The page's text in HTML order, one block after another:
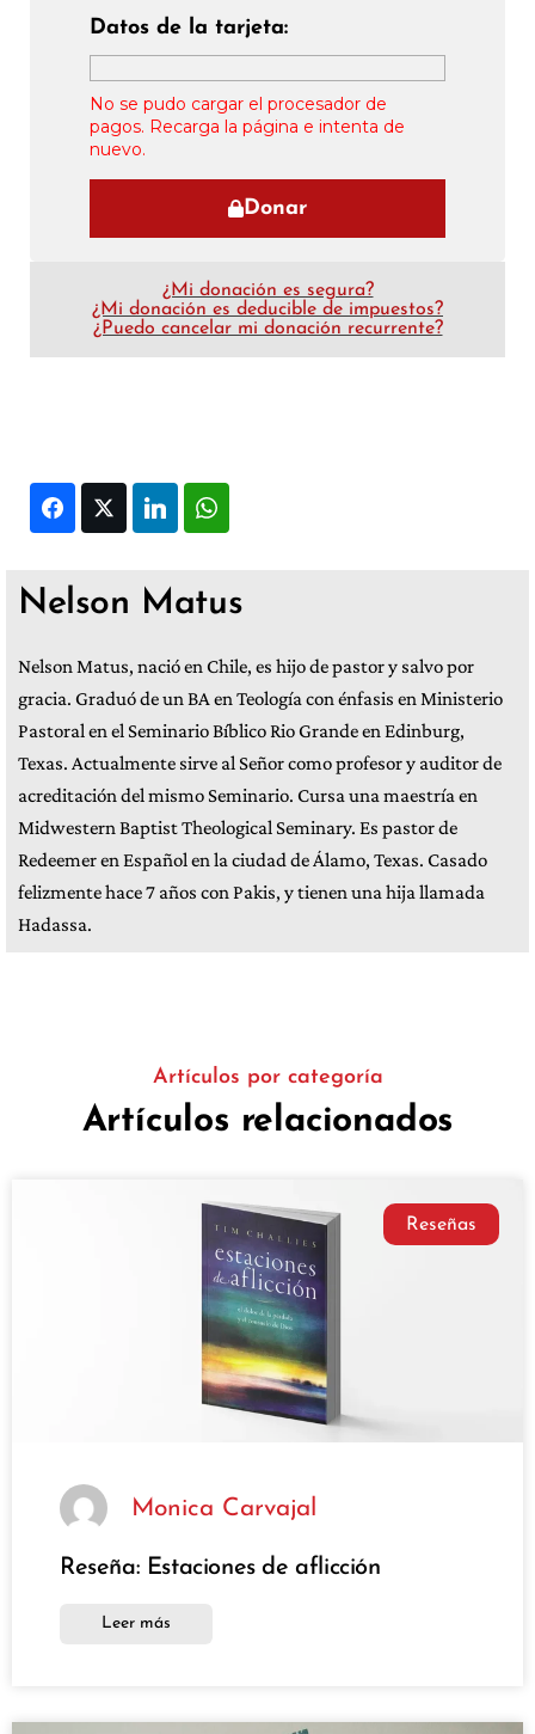
Datos de la tarjeta:
No se pudo cargar el procesador de
pagos. Recarga la página e intenta de
nuevo.
Donar
¿Mi donación es segura?
¿Mi donación es deducible de impuestos?
¿Puedo cancelar mi donación recurrente?
FacebookTwitter LinkedIn
Nelson Matus
Nelson Matus, nació en Chile, es hijo de pastor y salvo por
gracia. Graduó de un BA en Teología con énfasis en Ministerio
Pastoral en el Seminario Bíblico Rio Grande en Edinburg,
Texas. Actualmente sirve al Señor como profesor y auditor de
acreditación del mismo Seminario. Cursa una maestría en
Midwestern Baptist Theological Seminary. Es pastor de
Redeemer en Español en la ciudad de Álamo, Texas. Casado
felizmente hace 7 años con Pakis, y tienen una hija llamada
Hadassa.
Artículos por categoría
Artículos relacionados
Reseñas
Monica Carvajal
Reseña: Estaciones de aflicción
Leer más